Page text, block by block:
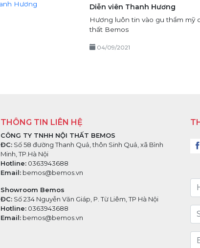
Diễn viên Thanh Hương
Hương luôn tin vào gu thẩm mỹ
thất Bemos
04/09/2021
THÔNG TIN LIÊN HỆ
CÔNG TY TNHH NỘI THẤT BEMOS
ĐC: Số 58 đường Thanh Quả, thôn Sinh Quả, xã Bình
Minh, TP.Hà Nội
Hotline: 0363943688
Email: bemos@bemos.vn
Showroom Bemos
ĐC: Số 234 Nguyễn Văn Giáp, P. Từ Liêm, TP Hà Nội
Hotline: 0363943688
Email: bemos@bemos.vn